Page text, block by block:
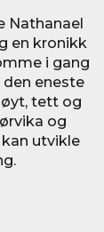
Nathanael
en kronikk
i gang
eneste
tett og
og
utvikle